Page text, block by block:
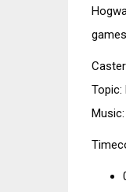
Topic:
Music: